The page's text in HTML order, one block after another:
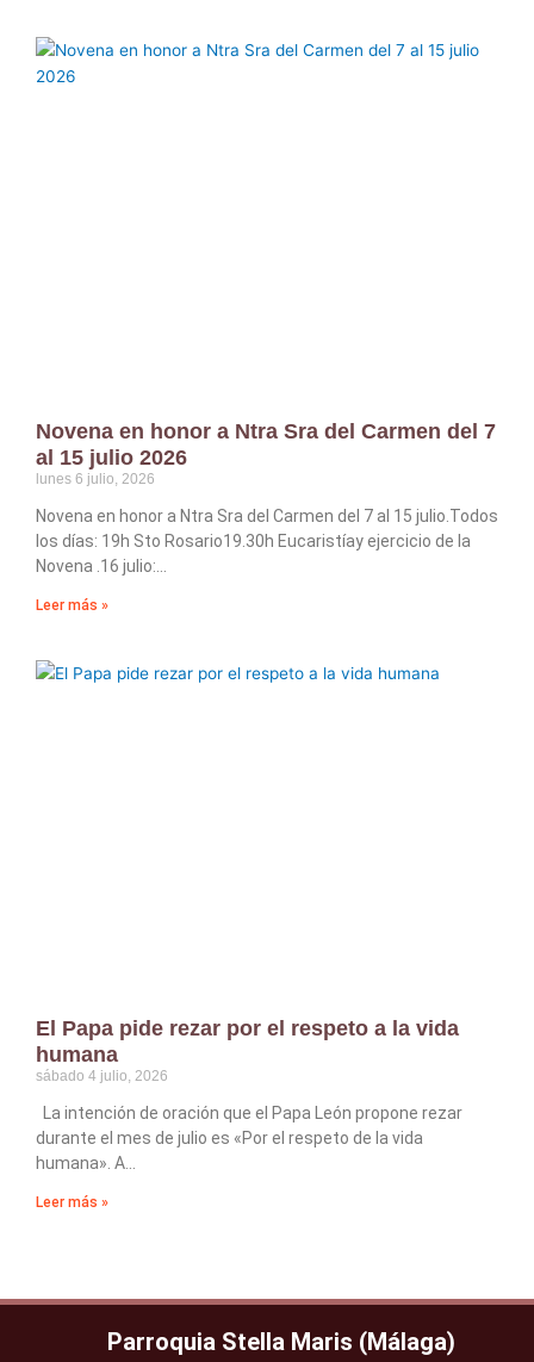
Novena en honor a Ntra Sra del Carmen del 7
al 15 julio 2026
lunes 6 julio, 2026
Novena en honor a Ntra Sra del Carmen del 7 al 15 julio.Todos
los días: 19h Sto Rosario19.30h Eucaristíay ejercicio de la
Novena .16 julio:
Leer más »
El Papa pide rezar por el respeto a la vida
humana
sábado 4 julio, 2026
La intención de oración que el Papa León propone rezar
durante el mes de julio es «Por el respeto de la vida
humana». A
Leer más »
Parroquia Stella Maris (Málaga)